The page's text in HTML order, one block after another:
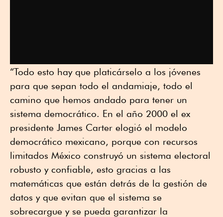
“Todo esto hay que platicárselo a los jóvenes
para que sepan todo el andamiaje, todo el
camino que hemos andado para tener un
sistema democrático. En el año 2000 el ex
presidente James Carter elogió el modelo
democrático mexicano, porque con recursos
limitados México construyó un sistema electoral
robusto y confiable, esto gracias a las
matemáticas que están detrás de la gestión de
datos y que evitan que el sistema se
sobrecargue y se pueda garantizar la